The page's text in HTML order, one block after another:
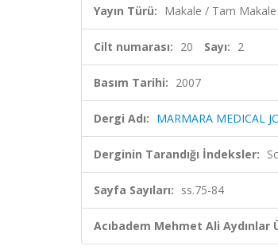
Yayın Türü: Makale / Tam Makale
Cilt numarası: 20 Sayı: 2
Basım Tarihi: 2007
Dergi Adı: MARMARA MEDICAL
Derginin Tarandığı İndeksler:
Sayfa Sayıları: ss.75-84
Acıbadem Mehmet Ali